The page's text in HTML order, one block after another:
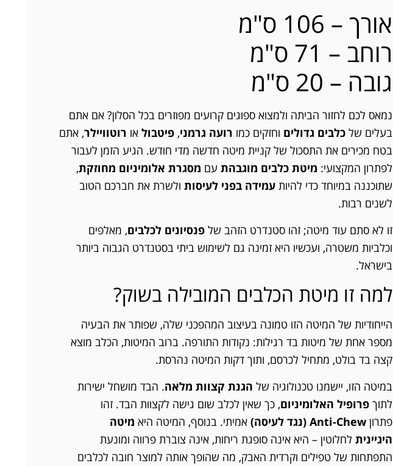
אורך – 106 ס"מ
רוחב – 71 ס"מ
גובה – 20 ס"מ
נמאס לכם לחזור הביתה ולמצוא ספוגים קרועים מפוזרים בכל הסלון? אם אתם
בעלים של כלבים גדולים וחזקים כמו רועה גרמני, פיטבול או רוטוויילר, אתם
בטח מכירים את התסכול של קניית מיטה חדשה מדי חודש. הגיע הזמן לעבור
לפתרון המקצועי: מיטת כלבים מוגבהת עם מסגרת אלומיניום מחוזקת,
שתוכננה במיוחד כדי להיות עמידה בפני לעיסות ולשרת את חברכם הטוב
לשנים רבות.
זו לא סתם עוד מיטה; זהו סטנדרט הזהב של פנסיונים לכלבים, מאלפים
וכלביות משטרה, ועכשיו היא זמינה גם לשימוש ביתי בסטנדרט הגבוה ביותר
בישראל.
למה זו מיטת הכלבים המובילה בשוק?
הייחודיות של המיטה הזו טמונה בעיצוב המהפכני שלה, שפותר את הבעיה
מספר אחת של מיטות בד רגילות: נקודות התורפה. ברוב המיטות, הכלב מוצא
קצה בד בולט, מתחיל לכרסם, ותוך דקות המיטה נהרסת.
במיטה הזו, יישמנו טכנולוגיה של הגנת קצוות מלאה. הבד מושחל ישירות
לתוך פרופיל האלומיניום, כך שאין לכלב שום גישה לקצוות הבד. זהו
פתרוןAnti-Chew (נגד לעיסה) אמיתי. בנוסף, המיטה היא מיטה
היגיינית לחלוטין – היא אינה סופגת ריחות, אינה צוברת פרווה ומונעת
התפתחות של טפילים וקרדית האבק, מה שהופך אותה למוצר חובה לכלבים